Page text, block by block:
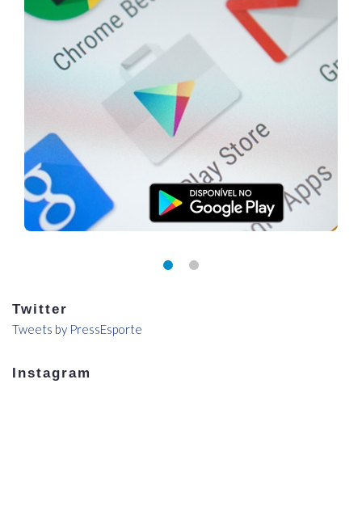
Twitter
Tweets by PressEsporte
Instagram